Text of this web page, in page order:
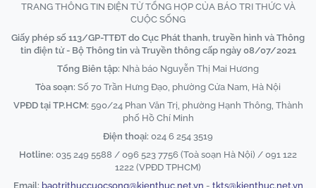
TRANG THÔNG TIN ĐIỆN TỬ TỔNG HỢP CỦA BÁO TRI THỨC VÀ
CUỘC SỐNG
Giấy phép số 113/GP-TTĐT do Cục Phát thanh, truyền hình và Thông
tin điện tử - Bộ Thông tin và Truyền thông cấp ngày 08/07/2021
Tổng Biên tập: Nhà báo Nguyễn Thị Mai Hương
Tòa soạn: Số 70 Trần Hưng Đạo, phường Cửa Nam, Hà Nội
VPĐD tại TP.HCM: 590/24 Phan Văn Trị, phường Hạnh Thông, Thành
phố Hồ Chí Minh
Điện thoại: 024 6 254 3519
Hotline: 035 249 5588 / 096 523 7756 (Toà soạn Hà Nội) / 091 122
1222 (VPĐD TPHCM)
Email: baotrithuccuocsong@kienthuc.net.vn - tkts@kienthuc.net.vn